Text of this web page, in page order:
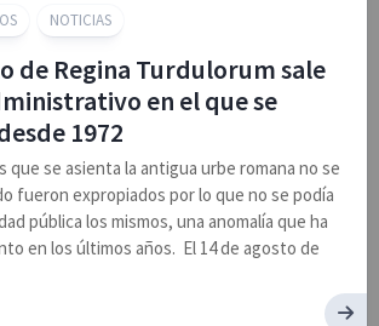
NOTICIAS
de Regina Turdulorum sale
en el que se
1972
que se asienta la antigua urbe romana no se
fueron expropiados por lo que no se podía
pública los mismos, una anomalía que ha
en los últimos años. El 14 de agosto de